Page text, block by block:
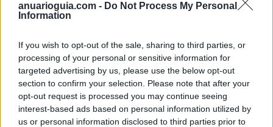
anuarioguia.com - Do Not Process My Personal
Information
If you wish to opt-out of the sale, sharing to third parties, or
processing of your personal or sensitive information for
targeted advertising by us, please use the below opt-out
section to confirm your selection. Please note that after your
opt-out request is processed you may continue seeing
interest-based ads based on personal information utilized by
us or personal information disclosed to third parties prior to
Ver más